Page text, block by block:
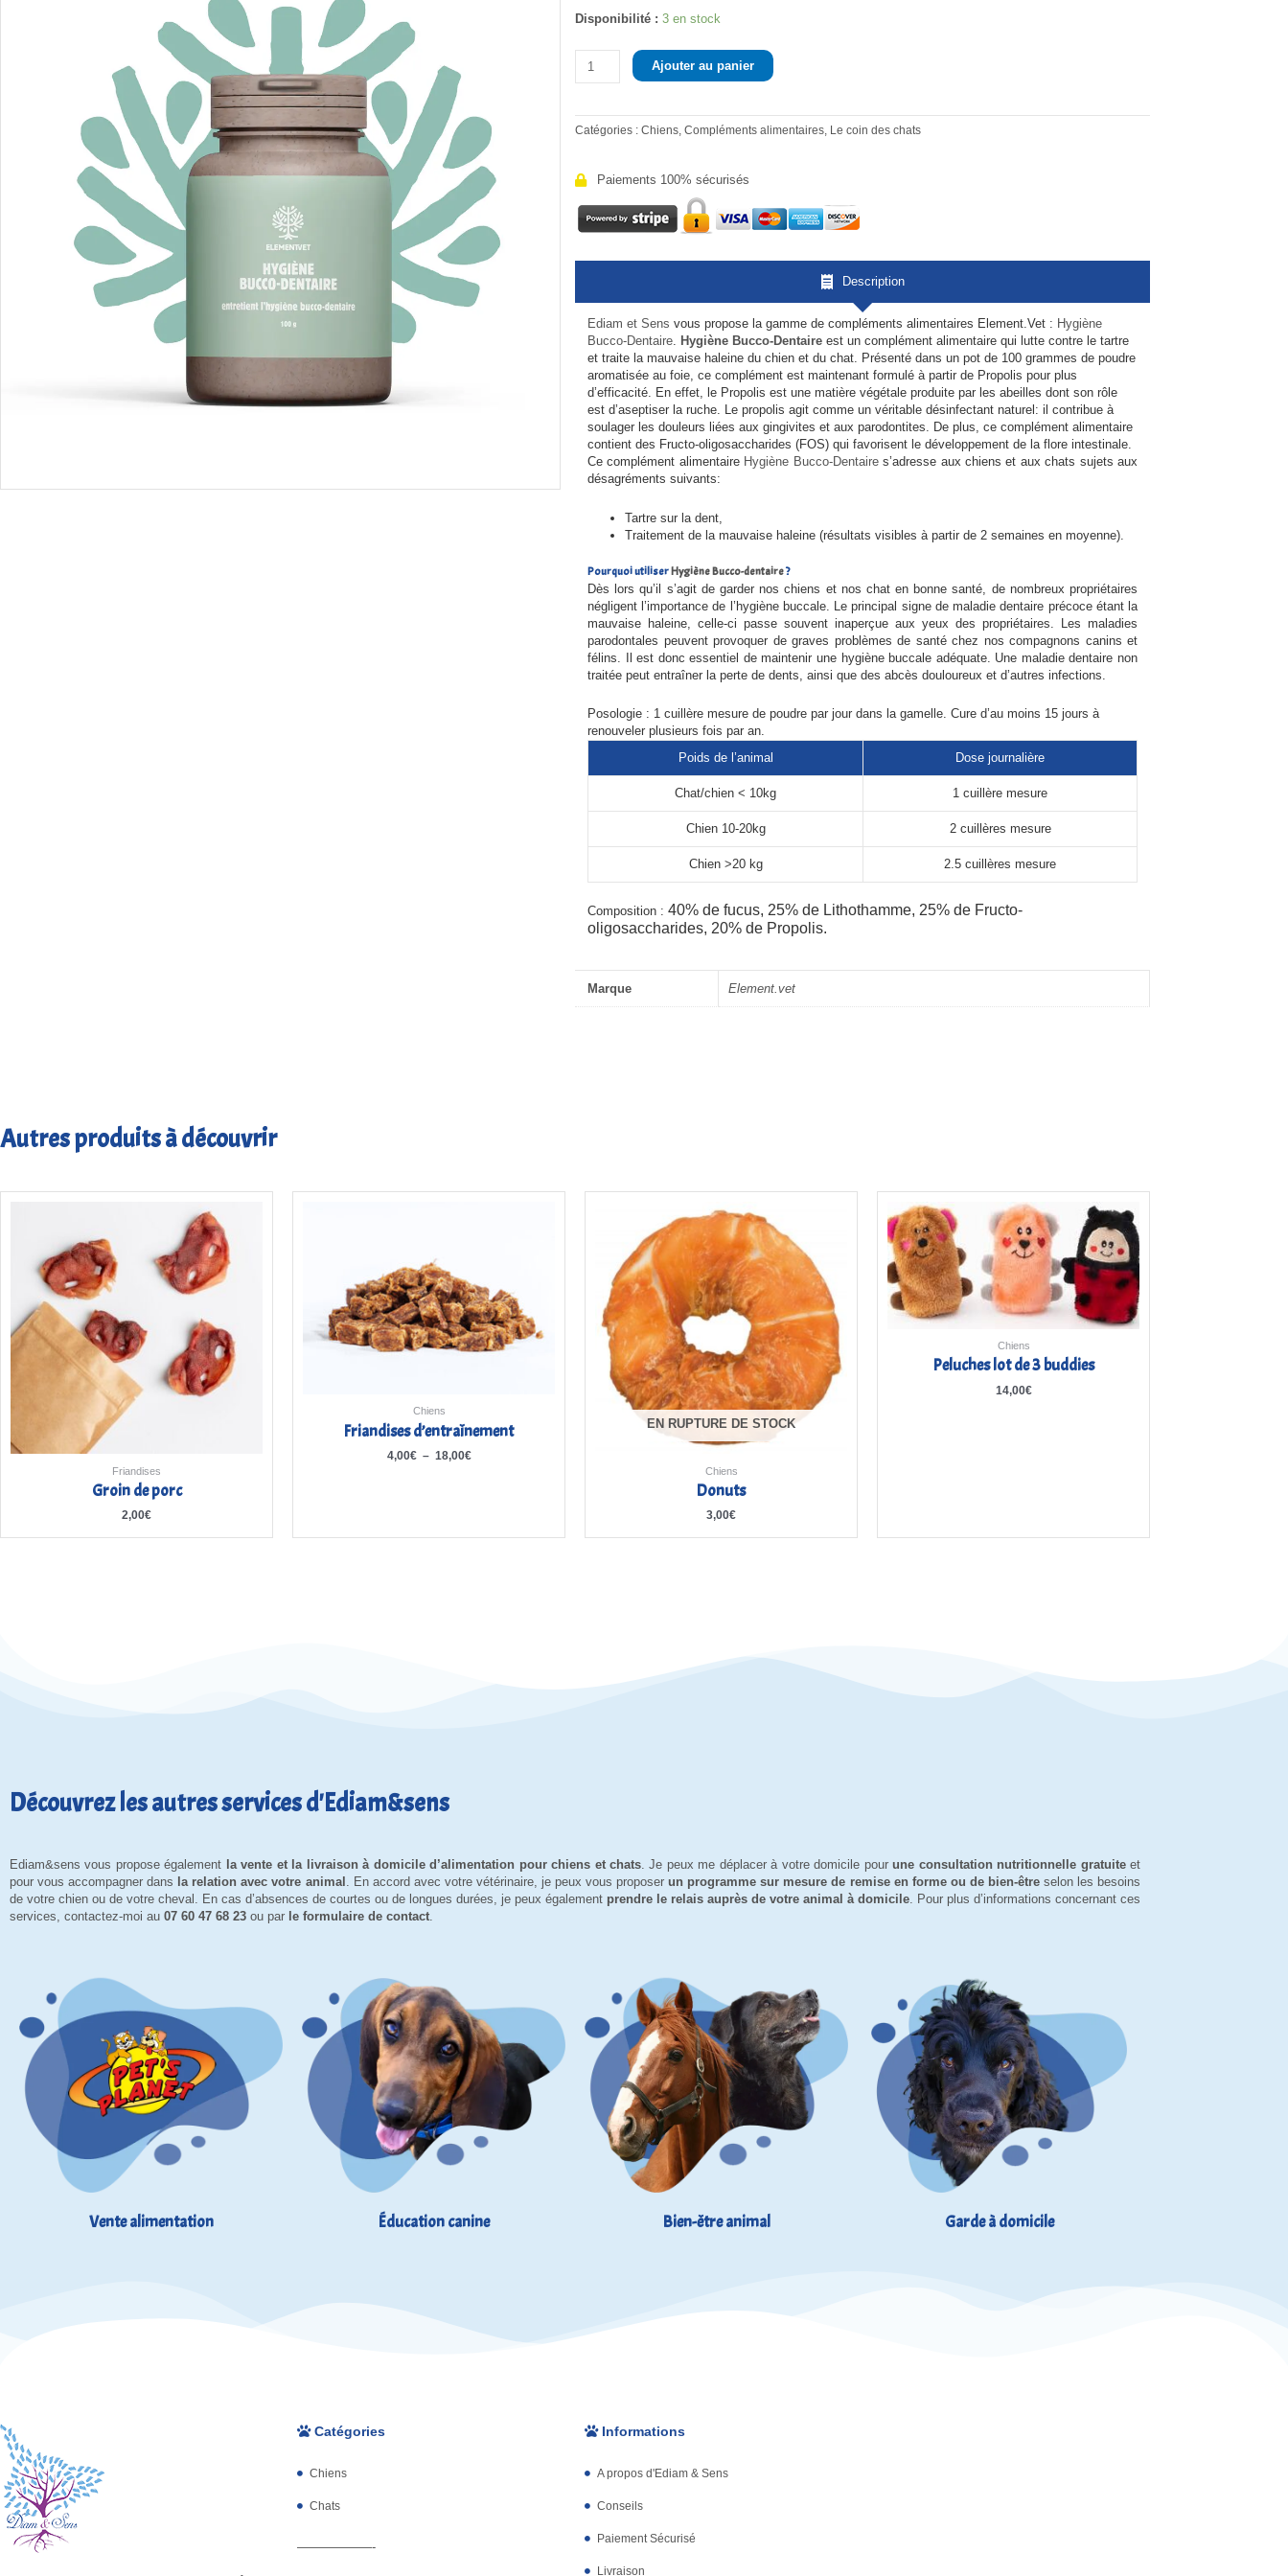
Disponibilité : 3 en stock
quantité
Element.vet
Hygiène
Bucco-
Ajouter au panier
Catégories : Chiens Compléments alimentaires Le coin des chats
Paiements 100% sécurisés
Description
Ediam et Sens vous propose la gamme de compléments alimentaires Element.Vet : Hygiène
Bucco-Dentaire. Hygiène Bucco-Dentaire est un complément alimentaire qui lutte contre le tartre
et traite la mauvaise haleine du chien et du chat. Présenté dans un pot de 100 grammes de poudre
aromatisée au foie, ce complément est maintenant formulé à partir de Propolis pour plus
d’efficacité. En effet, le Propolis est une matière végétale produite par les abeilles dont son rôle
est d’aseptiser la ruche. Le propolis agit comme un véritable désinfectant naturel: il contribue à
soulager les douleurs liées aux gingivites et aux parodontites. De plus, ce complément alimentaire
contient des Fructo-oligosaccharides (FOS) qui favorisent le développement de la flore intestinale.
Ce complément alimentaire Hygiène Bucco-Dentaires’adresse aux chiens et aux chats sujets aux
désagréments suivants:
Tartre sur la dent,
Traitement de la mauvaise haleine (résultats visibles à partir de 2 semaines en moyenne).
Pourquoi utiliserHygiène Bucco-dentaire?
Dès lors qu’il s’agit de garder nos chiens et nos chat en bonne santé, de nombreux propriétaires
négligent l’importance de l’hygiène buccale. Le principal signe de maladie dentaire précoce étant la
mauvaise haleine, celle-ci passe souvent inaperçue aux yeux des propriétaires. Les maladies
parodontales peuvent provoquer de graves problèmes de santé chez nos compagnons canins et
félins. Il est donc essentiel de maintenir une hygiène buccale adéquate. Une maladie dentaire non
traitée peut entraîner la perte de dents, ainsi que des abcès douloureux et d’autres infections.
Posologie : 1 cuillère mesure de poudre par jour dans la gamelle. Cure d’au moins 15 jours à
renouveler plusieurs fois par an.
Poids de l’animal
Dose journalière
Chat/chien < 10kg 1 cuillère mesure
Chien 10-20kg 2 cuillères mesure
Chien >20 kg 2.5 cuillères mesure
Composition : 40% de fucus, 25% de Lithothamme, 25% de Fructo-
oligosaccharides, 20% de Propolis.
Marque Element.vet
Autres produits à découvrir
Friandises
Groin de porc
2,00€
Chiens
Friandises d’entraînement
4,00€ – 18,00€
EN RUPTURE DE STOCK
Chiens
Donuts
3,00€
Chiens
Peluches lot de 3 buddies
14,00€
Découvrez les autres services d'Ediam&sens
Ediam&sens vous propose également la vente et la livraison à domicile d’alimentation pour chiens et chats. Je peux me déplacer à votre domicile pourune consultation nutritionnelle gratuiteet
pour vous accompagner dans la relation avec votre animal . En accord avec votre vétérinaire, je peux vous proposerun programme sur mesure de remise en forme ou de bien-êtreselon les besoins
de votre chien ou de votre cheval. En cas d’absences de courtes ou de longues durées, je peux également prendre le relais auprès de votre animal à domicile . Pour plus d’informations concernant ces
services, contactez-moi au 07 60 47 68 23 ou par le formulaire de contact
Vente alimentation Éducation canine Bien-être animal Garde à domicile
Catégories
Chiens
Chats
——————-
Informations
A propos d'Ediam & Sens
Conseils
Paiement Sécurisé
Livraison